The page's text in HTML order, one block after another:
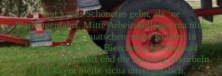
Wat kanns Schöneres gebn, als ´ne
Planwagenfahrt. Mitte Arbeitskollegen ma nich
übba Maloche quatschen, mitte Kunden in
lockerer Runde ein Bierchen schlürfen und
zugleich dat Geschäft und die Bindung ankurbeln.
Dat Event bleibt sicha unvergesslich.